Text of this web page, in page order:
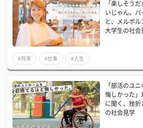
「楽しそう
いじゃん。バ
と、メルボ
大学生の社会
#将来 #仕事 #人生
「部活のユ
悔しかった」
に聞く、挫折
の社会見学